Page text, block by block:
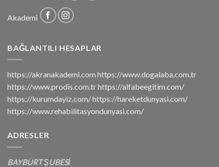
Akademi
BAĞLANTILI HESAPLAR
https://akranakademi.com https://www.dogalaba.com.tr
https://www.prodis.com.tr https://alfabeegitim.com/
https://kurumdayiz.com/ https://hareketdunyasi.com/
https://www.rehabilitasyondunyasi.com/
ADRESLER
BAYBURT ŞUBESİ